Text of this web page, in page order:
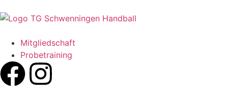
Mitgliedschaft
Probetraining